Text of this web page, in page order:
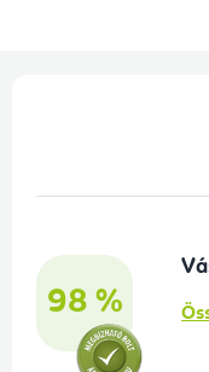
98 %